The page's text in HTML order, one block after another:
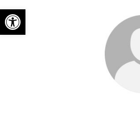
Abrir barra de herramientas